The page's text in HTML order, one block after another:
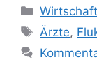
Kategorien
Ärzte,